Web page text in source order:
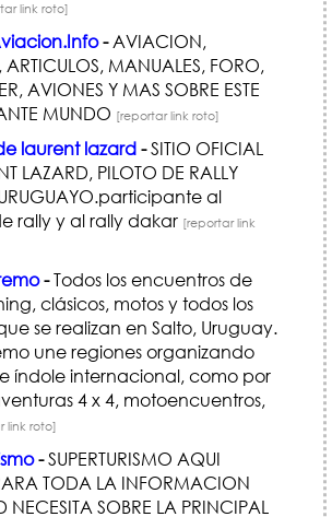
link roto]
-AVIACION,
ARTICULOS, MANUALES, FORO,
AVIONES Y MAS SOBRE ESTE
MUNDO [reportar link roto]
laurent lazard-SITIO OFICIAL
LAZARD, PILOTO DE RALLY
al
rally y al rally dakar [reportar link
-Todos los encuentros de
clásicos, motos y todos los
se realizan en Salto, Uruguay.
une regiones organizando
índole internacional, como por
4 x 4, motoencuentros,
link roto]
-SUPERTURISMO AQUI
TODA LA INFORMACION
NECESITA SOBRE LA PRINCIPAL